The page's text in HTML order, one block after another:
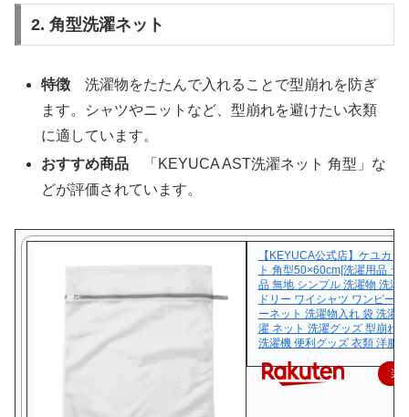
2. 角型洗濯ネット
特徴 洗濯物をたたんで入れることで型崩れを防ぎ
ます。シャツやニットなど、型崩れを避けたい衣類
に適しています。
おすすめ商品 「KEYUCA AST洗濯ネット 角型」な
どが評価されています。
【KEYUCA公式店】ケユカ
ト 角型50×60cm[洗濯用品 ラ
品 無地 シンプル 洗濯物 洗濯
ドリー ワイシャツ ワンピー
ーネット 洗濯物入れ 袋 洗濯
濯 ネット 洗濯グッズ 型崩れ
洗濯機 便利グッズ 衣類 洋服]
楽